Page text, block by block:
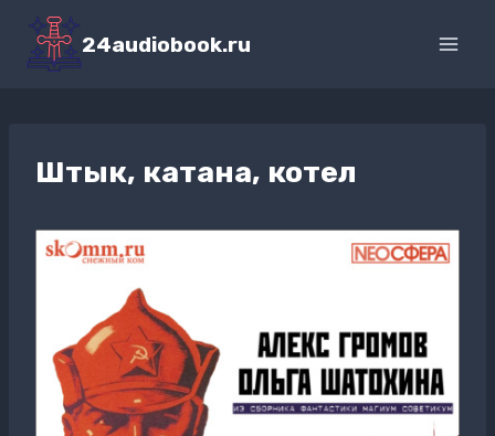
Перейти
содержимому
24audiobook.ru
Штык, катана, котел